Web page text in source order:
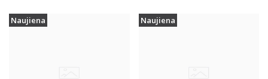
Naujiena Naujiena